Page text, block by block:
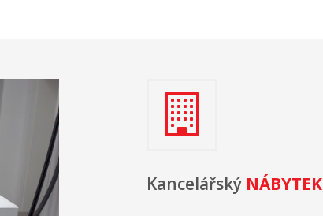
Kancelářský NÁBYTEK